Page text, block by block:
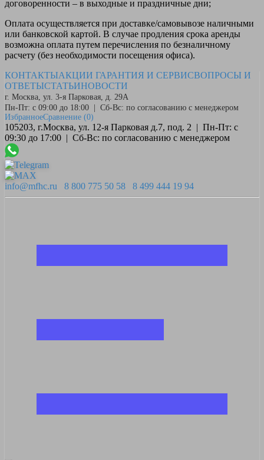
договоренности – в выходные и праздничные дни;
Оплата осуществляется при доставке/самовывозе наличными
или банковской картой. В случае продления срока аренды
возможна оплата путем перечисления по безналичному
расчету (без необходимости посещения офиса).
КОНТАКТЫАКЦИИ ГАРАНТИЯ И СЕРВИСВОПРОСЫ И
ОТВЕТЫСТАТЬИНОВОСТИ
г. Москва, ул. 3-я Парковая, д. 29А
Пн-Пт: с 09:00 до 18:00 | Сб-Вс: по согласованию с менеджером
ИзбранноеСравнение (0)
105203, г.Москва, ул. 12-я Парковая д.7, под. 2 | Пн-Пт: с
09:30 до 17:00 | Сб-Вс: по согласованию с менеджером
info@mfhc.ru 8 800 775 50 58 8 499 444 19 94